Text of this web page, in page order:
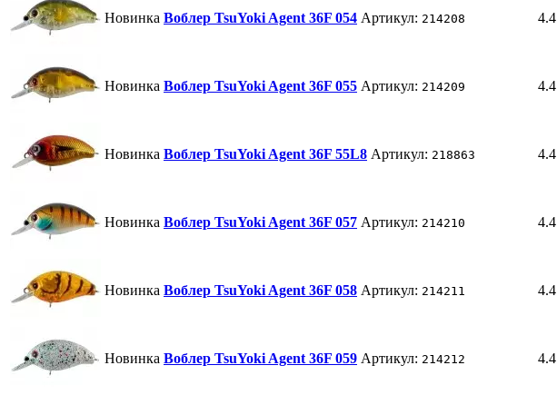
Новинка Воблер TsuYoki Agent 36F 054 Артикул: 214208 4.4
Новинка Воблер TsuYoki Agent 36F 055 Артикул: 214209 4.4
Новинка Воблер TsuYoki Agent 36F 55L8 Артикул: 218863 4.4
Новинка Воблер TsuYoki Agent 36F 057 Артикул: 214210 4.4
Новинка Воблер TsuYoki Agent 36F 058 Артикул: 214211 4.4
Новинка Воблер TsuYoki Agent 36F 059 Артикул: 214212 4.4